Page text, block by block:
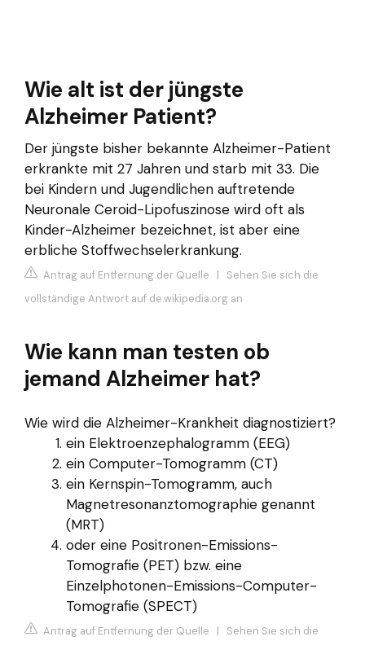
Wie alt ist der jüngste
Alzheimer Patient?
Der jüngste bisher bekannte Alzheimer-Patient
erkrankte mit 27 Jahren und starb mit 33. Die
bei Kindern und Jugendlichen auftretende
Neuronale Ceroid-Lipofuszinose wird oft als
Kinder-Alzheimer bezeichnet, ist aber eine
erbliche Stoffwechselerkrankung.
Antrag auf Entfernung der Quelle | Sehen Sie sich die
vollständige Antwort auf de.wikipedia.org an
Wie kann man testen ob
jemand Alzheimer hat?
Wie wird die Alzheimer-Krankheit diagnostiziert?
ein Elektroenzephalogramm (EEG)
ein Computer-Tomogramm (CT)
ein Kernspin-Tomogramm, auch
Magnetresonanztomographie genannt
(MRT)
oder eine Positronen-Emissions-
Tomografie (PET) bzw. eine
Einzelphotonen-Emissions-Computer-
Tomografie (SPECT)
Antrag auf Entfernung der Quelle | Sehen Sie sich die